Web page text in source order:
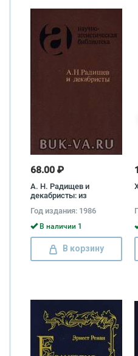
68.00 ₽
А. Н. Радищев и
декабристы: из
наследия первых
русских
революционеров
Александр Радищев,
Владимир Раевский, А.
Барятинский
Год издания: 1986
В наличии 1
В корзину